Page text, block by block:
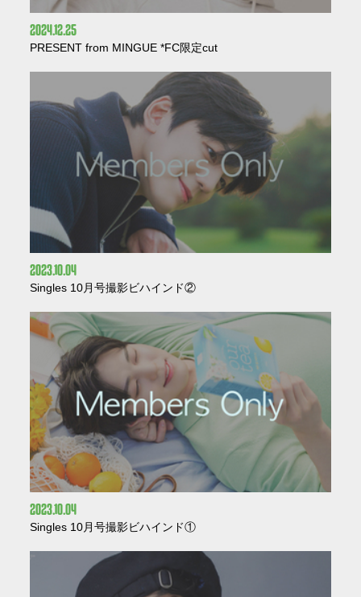
20241225
PRESENT from MINGUE *FC限定cut
20231004
Singles 10月号撮影ビハインド②
20231004
Singles 10月号撮影ビハインド①